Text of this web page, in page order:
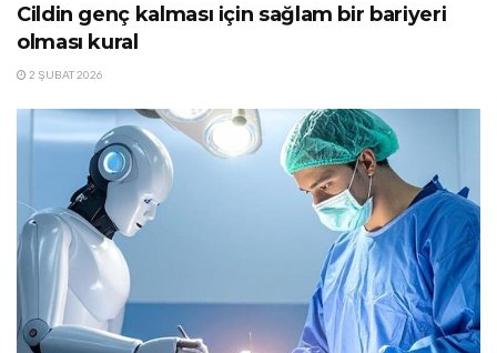
Cildin genç kalması için sağlam bir bariyeri
olması kural
2 ŞUBAT 2026